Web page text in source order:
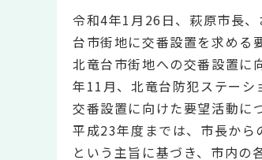
令和4年1月26日、萩原市長
台市街地に交番設置を求める
北竜台市街地への交番設置に
年11月、北竜台防犯ステーシ
交番設置に向けた要望活動に
平成23年度までは、市長か
という主旨に基づき、市内の